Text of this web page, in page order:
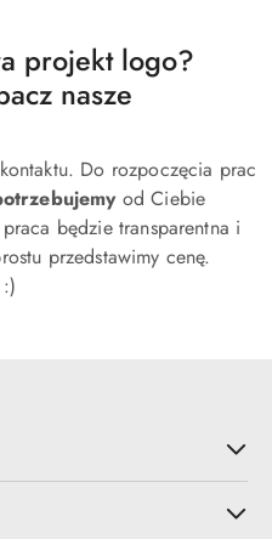
projekt logo?
nasze
Do rozpoczęcia prac
od Ciebie
będzie transparentna i
przedstawimy cenę.